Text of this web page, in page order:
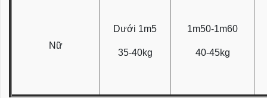
Nữ
Dưới 1m5
35-40kg
1m50-1m60
40-45kg